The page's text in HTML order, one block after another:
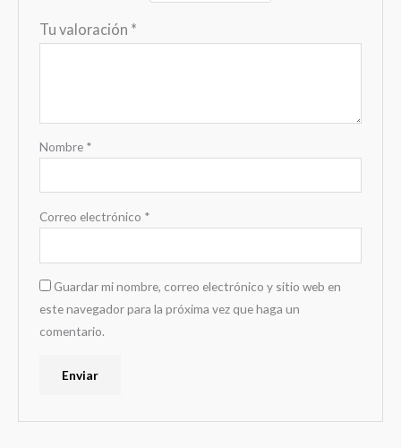
Tu valoración *
Nombre *
Correo electrónico *
Guardar mi nombre, correo electrónico y sitio web en
este navegador para la próxima vez que haga un
comentario.